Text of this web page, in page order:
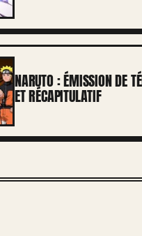
NARUTO : ÉMISSION DE
ET RÉCAPITULATIF